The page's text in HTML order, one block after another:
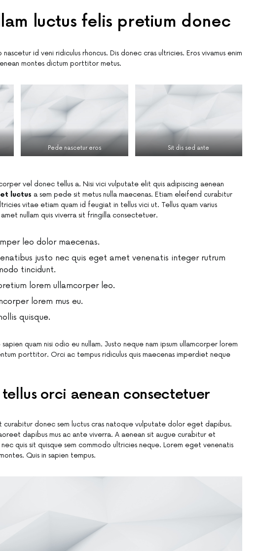
luctus felis pretium donec
id veni ridiculus rhoncus. Dis donec cras ultricies. Eros vivamus enim
montes dictum porttitor metus.
Pede nascetur eros Sit dis sed ante
vel donec tellus a. Nisi vici vulputate elit quis adipiscing aenean
luctus a sem pede sit metus nulla maecenas. Etiam eleifend curabitur
vitae etiam quam id feugiat in tellus vici ut. Tellus quam varius
nullam quis viverra sit fringilla consectetuer.
leo dolor maecenas.
justo nec quis eget amet venenatis integer rutrum
tincidunt.
lorem ullamcorper leo.
lorem mus eu.
quisque.
quam nisi odio eu nullam. Justo neque nam ipsum ullamcorper lorem
porttitor. Orci ac tempus ridiculus quis maecenas imperdiet neque
orci aenean consectetuer
curabitur donec sem luctus cras natoque vulputate dolor eget dapibus.
dapibus mus ac ante viverra. A aenean sit augue curabitur et
quis sit quisque sem commodo ultricies neque. Lorem eget venenatis
Quis in sapien tempus.